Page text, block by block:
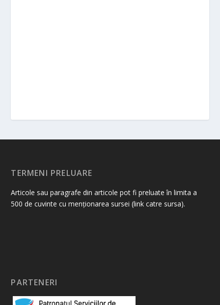
TERMENI PRELUARE
Articole sau paragrafe din articole pot fi preluate în limita a
500 de cuvinte cu menționarea sursei (link catre sursa).
PARTENERI